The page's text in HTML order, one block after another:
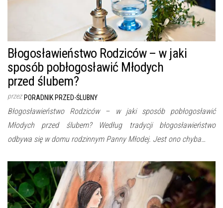
Błogosławieństwo Rodziców – w jaki
sposób pobłogosławić Młodych
przed ślubem?
przez PORADNIK PRZED-ŚLUBNY
Błogosławieństwo Rodziców – w jaki sposób pobłogosławić
Młodych przed ślubem? Według tradycji błogosławieństwo
odbywa się w domu rodzinnym Panny Młodej. Jest ono chyba…